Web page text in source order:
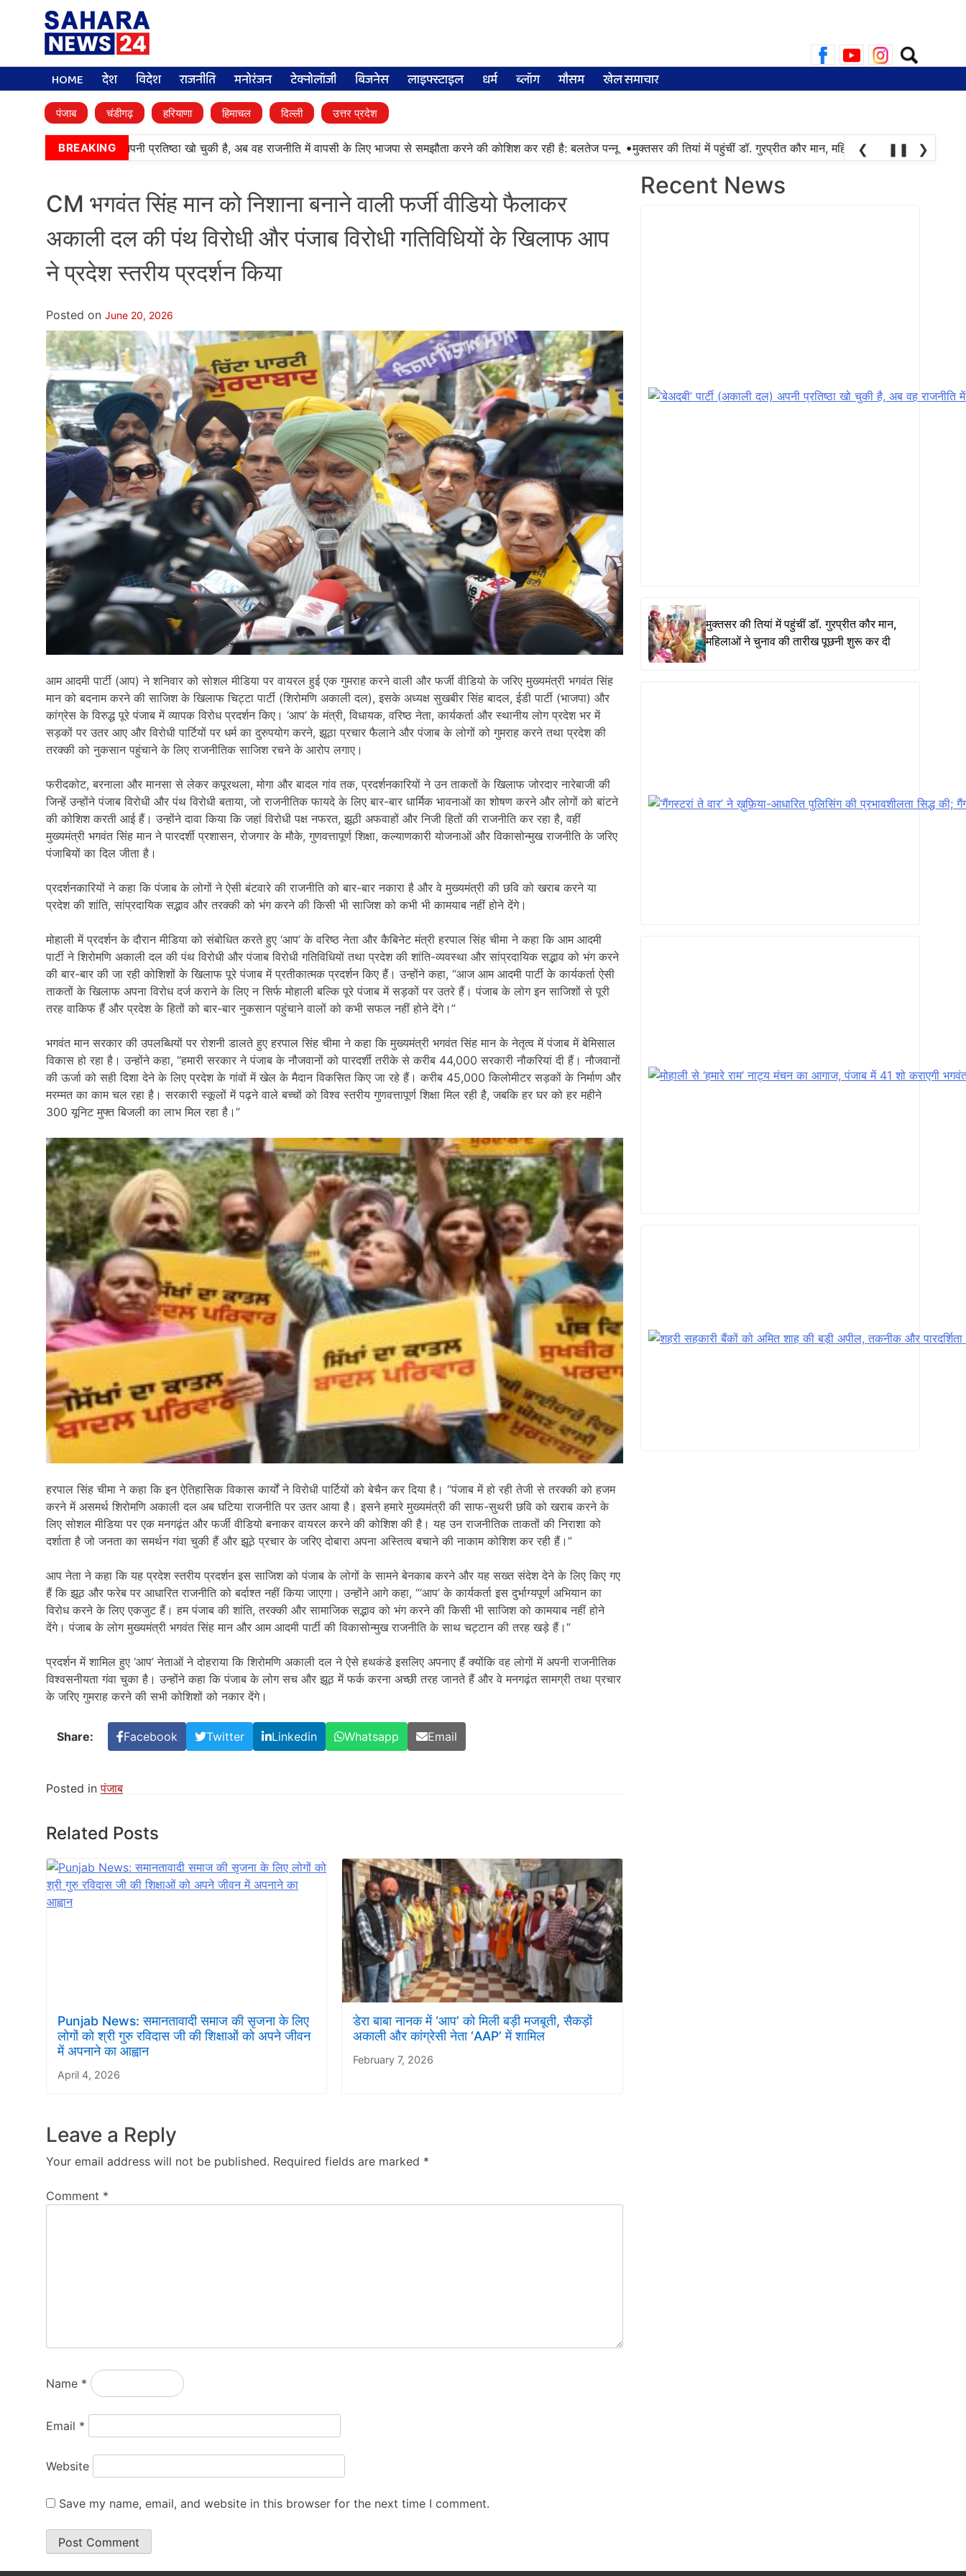
Search
for:
HOME देश विदेश राजनीति मनोरंजन टेक्नोलॉजी बिजनेस लाइफ्स्टाइल धर्म ब्लॉग मौसम खेल समाचार
पंजाब चंडीगढ़ हरियाणा हिमाचल दिल्ली उत्तर प्रदेश
BREAKING
पार्टी (अकाली दल) अपनी प्रतिष्ठा खो चुकी है, अब वह राजनीति में वापसी के लिए भाजपा से समझौता करने की कोशिश कर रही है: बलतेज पन्नू •मुक्तसर की तियां में पहुंचीं डॉ. गुरप्रीत कौर मान, महिलाओं ने चुनाव की तारीख पूछनी
❮ ❚❚ ❯
CM भगवंत सिंह मान को निशाना बनाने वाली फर्जी वीडियो फैलाकर
अकाली दल की पंथ विरोधी और पंजाब विरोधी गतिविधियों के खिलाफ आप
ने प्रदेश स्तरीय प्रदर्शन किया
Posted on June 20, 2026
आम आदमी पार्टी (आप) ने शनिवार को सोशल मीडिया पर वायरल हुई एक गुमराह करने वाली और फर्जी वीडियो के जरिए मुख्यमंत्री भगवंत सिंह
मान को बदनाम करने की साजिश के खिलाफ चिट्टा पार्टी (शिरोमणि अकाली दल), इसके अध्यक्ष सुखबीर सिंह बादल, ईडी पार्टी (भाजपा) और
कांग्रेस के विरुद्ध पूरे पंजाब में व्यापक विरोध प्रदर्शन किए। ‘आप’ के मंत्री, विधायक, वरिष्ठ नेता, कार्यकर्ता और स्थानीय लोग प्रदेश भर में
सड़कों पर उतर आए और विरोधी पार्टियों पर धर्म का दुरुपयोग करने, झूठा प्रचार फैलाने और पंजाब के लोगों को गुमराह करने तथा प्रदेश की
तरक्की को नुकसान पहुंचाने के लिए राजनीतिक साजिश रचने के आरोप लगाए।
फरीदकोट, बरनाला और मानसा से लेकर कपूरथला, मोगा और बादल गांव तक, प्रदर्शनकारियों ने उन ताकतों के खिलाफ जोरदार नारेबाजी की
जिन्हें उन्होंने पंजाब विरोधी और पंथ विरोधी बताया, जो राजनीतिक फायदे के लिए बार-बार धार्मिक भावनाओं का शोषण करने और लोगों को बांटने
की कोशिश करती आई हैं। उन्होंने दावा किया कि जहां विरोधी पक्ष नफरत, झूठी अफवाहों और निजी हितों की राजनीति कर रहा है, वहीं
मुख्यमंत्री भगवंत सिंह मान ने पारदर्शी प्रशासन, रोजगार के मौके, गुणवत्तापूर्ण शिक्षा, कल्याणकारी योजनाओं और विकासोन्मुख राजनीति के जरिए
पंजाबियों का दिल जीता है।
प्रदर्शनकारियों ने कहा कि पंजाब के लोगों ने ऐसी बंटवारे की राजनीति को बार-बार नकारा है और वे मुख्यमंत्री की छवि को खराब करने या
प्रदेश की शांति, सांप्रदायिक सद्भाव और तरक्की को भंग करने की किसी भी साजिश को कभी भी कामयाब नहीं होने देंगे।
मोहाली में प्रदर्शन के दौरान मीडिया को संबोधित करते हुए ‘आप’ के वरिष्ठ नेता और कैबिनेट मंत्री हरपाल सिंह चीमा ने कहा कि आम आदमी
पार्टी ने शिरोमणि अकाली दल की पंथ विरोधी और पंजाब विरोधी गतिविधियों तथा प्रदेश की शांति-व्यवस्था और सांप्रदायिक सद्भाव को भंग करने
की बार-बार की जा रही कोशिशों के खिलाफ पूरे पंजाब में प्रतीकात्मक प्रदर्शन किए हैं। उन्होंने कहा, “आज आम आदमी पार्टी के कार्यकर्ता ऐसी
ताकतों के खिलाफ अपना विरोध दर्ज कराने के लिए न सिर्फ मोहाली बल्कि पूरे पंजाब में सड़कों पर उतरे हैं। पंजाब के लोग इन साजिशों से पूरी
तरह वाकिफ हैं और प्रदेश के हितों को बार-बार नुकसान पहुंचाने वालों को कभी सफल नहीं होने देंगे।”
भगवंत मान सरकार की उपलब्धियों पर रोशनी डालते हुए हरपाल सिंह चीमा ने कहा कि मुख्यमंत्री भगवंत सिंह मान के नेतृत्व में पंजाब में बेमिसाल
विकास हो रहा है। उन्होंने कहा, “हमारी सरकार ने पंजाब के नौजवानों को पारदर्शी तरीके से करीब 44,000 सरकारी नौकरियां दी हैं। नौजवानों
की ऊर्जा को सही दिशा देने के लिए प्रदेश के गांवों में खेल के मैदान विकसित किए जा रहे हैं। करीब 45,000 किलोमीटर सड़कों के निर्माण और
मरम्मत का काम चल रहा है। सरकारी स्कूलों में पढ़ने वाले बच्चों को विश्व स्तरीय गुणवत्तापूर्ण शिक्षा मिल रही है, जबकि हर घर को हर महीने
300 यूनिट मुफ्त बिजली का लाभ मिल रहा है।”
हरपाल सिंह चीमा ने कहा कि इन ऐतिहासिक विकास कार्यों ने विरोधी पार्टियों को बेचैन कर दिया है। “पंजाब में हो रही तेजी से तरक्की को हजम
करने में असमर्थ शिरोमणि अकाली दल अब घटिया राजनीति पर उतर आया है। इसने हमारे मुख्यमंत्री की साफ-सुथरी छवि को खराब करने के
लिए सोशल मीडिया पर एक मनगढ़ंत और फर्जी वीडियो बनाकर वायरल करने की कोशिश की है। यह उन राजनीतिक ताकतों की निराशा को
दर्शाता है जो जनता का समर्थन गंवा चुकी हैं और झूठे प्रचार के जरिए दोबारा अपना अस्तित्व बचाने की नाकाम कोशिश कर रही हैं।”
आप नेता ने कहा कि यह प्रदेश स्तरीय प्रदर्शन इस साजिश को पंजाब के लोगों के सामने बेनकाब करने और यह सख्त संदेश देने के लिए किए गए
हैं कि झूठ और फरेब पर आधारित राजनीति को बर्दाश्त नहीं किया जाएगा। उन्होंने आगे कहा, “‘आप’ के कार्यकर्ता इस दुर्भाग्यपूर्ण अभियान का
विरोध करने के लिए एकजुट हैं। हम पंजाब की शांति, तरक्की और सामाजिक सद्भाव को भंग करने की किसी भी साजिश को कामयाब नहीं होने
देंगे। पंजाब के लोग मुख्यमंत्री भगवंत सिंह मान और आम आदमी पार्टी की विकासोन्मुख राजनीति के साथ चट्टान की तरह खड़े हैं।”
प्रदर्शन में शामिल हुए ‘आप’ नेताओं ने दोहराया कि शिरोमणि अकाली दल ने ऐसे हथकंडे इसलिए अपनाए हैं क्योंकि वह लोगों में अपनी राजनीतिक
विश्वसनीयता गंवा चुका है। उन्होंने कहा कि पंजाब के लोग सच और झूठ में फर्क करना अच्छी तरह जानते हैं और वे मनगढ़ंत सामग्री तथा प्रचार
के जरिए गुमराह करने की सभी कोशिशों को नकार देंगे।
Share: Facebook Twitter Linkedin Whatsapp Email
Posted inपंजाब
Related Posts
Punjab News: समानतावादी समाज की सृजना के लिए
लोगों को श्री गुरु रविदास जी की शिक्षाओं को अपने जीवन
में अपनाने का आह्वान
April 4, 2026
डेरा बाबा नानक में ‘आप’ को मिली बड़ी मजबूती, सैकड़ों
अकाली और कांग्रेसी नेता ‘AAP’ में शामिल
February 7, 2026
Leave a Reply
Your email address will not be published. Required fields are marked *
Comment *
Name *
Email *
Website
Save my name, email, and website in this browser for the next time I comment.
Recent News
मुक्तसर की तियां में पहुंचीं डॉ. गुरप्रीत कौर मान,
महिलाओं ने चुनाव की तारीख पूछनी शुरू कर दी